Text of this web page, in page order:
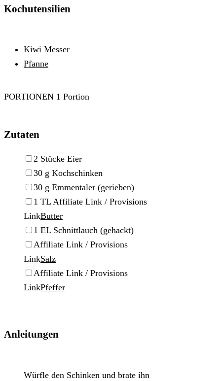
Kochutensilien
Kiwi Messer
Pfanne
PORTIONEN 1 Portion
Zutaten
▢
2 Stücke Eier
▢
30 g Kochschinken
▢
30 g Emmentaler (gerieben)
▢
1 TL Affiliate Link / Provisions
LinkButter
▢
1 EL Schnittlauch (gehackt)
▢
Affiliate Link / Provisions
LinkSalz
▢
Affiliate Link / Provisions
LinkPfeffer
Anleitungen
Würfle den Schinken und brate ihn